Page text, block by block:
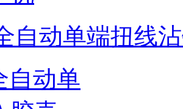
自动单端扭线